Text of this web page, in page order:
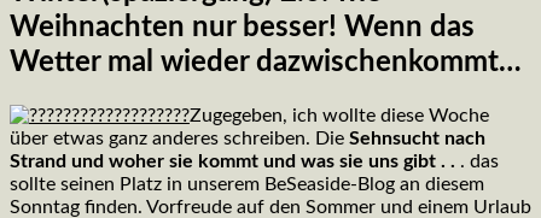
Weihnachten nur besser! Wenn das
Wetter mal wieder dazwischenkommt…
Zugegeben, ich wollte diese Woche
über etwas ganz anderes schreiben. Die Sehnsucht nach
Strand und woher sie kommt und was sie uns gibt . . . das
sollte seinen Platz in unserem BeSeaside-Blog an diesem
Sonntag finden. Vorfreude auf den Sommer und einem Urlaub